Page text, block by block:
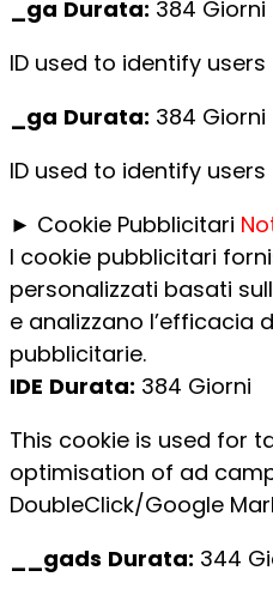
_ga Durata: 384 Giorni
ID used to identify users
_ga Durata: 384 Giorni
ID used to identify users
► Cookie Pubblicitari
I cookie pubblicitari
personalizzati basati
e analizzano l’efficacia
pubblicitarie.
IDE Durata: 384 Giorni
This cookie is used for
optimisation of ad
DoubleClick/Google
__gads Durata: 344